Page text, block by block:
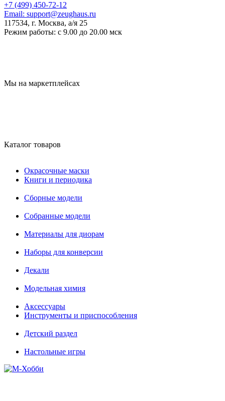
+7 (499) 450-72-12
Email: support@zeughaus.ru
117534, г. Москва, а/я 25
Режим работы: с 9.00 до 20.00 мск
Мы на маркетплейсах
Каталог товаров
Окрасочные маски
Книги и периодика
Сборные модели
Собранные модели
Материалы для диорам
Наборы для конверсии
Декали
Модельная химия
Аксессуары
Инструменты и приспособления
Детский раздел
Настольные игры